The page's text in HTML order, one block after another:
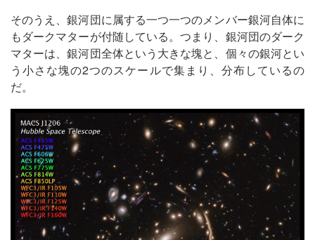
そのうえ、銀河団に属する一つ一つのメンバー銀河自体に
もダークマターが付随している。つまり、銀河団のダーク
マターは、銀河団全体という大きな塊と、個々の銀河とい
う小さな塊の2つのスケールで集まり、分布しているの
だ。